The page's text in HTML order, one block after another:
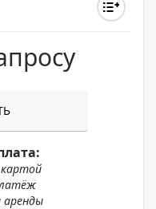
аренды